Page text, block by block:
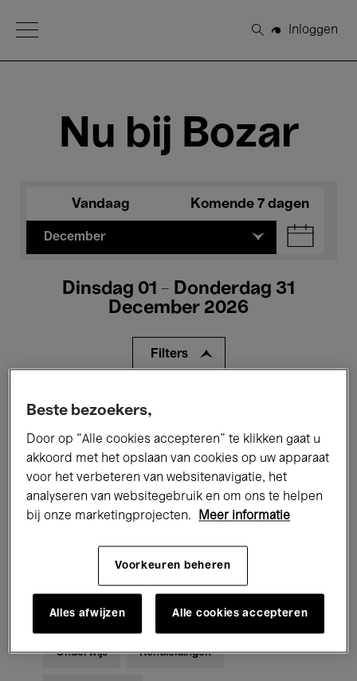
Open Menu
Zoeken
Inloggen
Nu bij Bozar
Vandaag Komende 7 dagen
December
Dinsdag 01 - Donderdag 31
December 2026
Filters
Alle evenementen
Tentoonstellingen Films
Performances Lezingen & Debatten
Jazz Klassieke Muziek Global Music
Voor iedereen Kids’ Palace
Onderwijs Rondleidingen
Beste bezoekers,
Door op “Alle cookies accepteren” te klikken gaat u
akkoord met het opslaan van cookies op uw apparaat
voor het verbeteren van websitenavigatie, het
analyseren van websitegebruik en om ons te helpen
bij onze marketingprojecten.
Meer informatie
Voorkeuren beheren
Alles afwijzen Alle cookies accepteren